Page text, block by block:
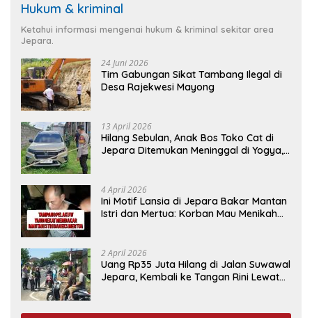
Hukum & kriminal
Ketahui informasi mengenai hukum & kriminal sekitar area
Jepara.
24 Juni 2026
Tim Gabungan Sikat Tambang Ilegal di
Desa Rajekwesi Mayong
13 April 2026
Hilang Sebulan, Anak Bos Toko Cat di
Jepara Ditemukan Meninggal di Yogya,
4 April 2026
Ini Motif Lansia di Jepara Bakar Mantan
Istri dan Mertua: Korban Mau Menikah
2 April 2026
Uang Rp35 Juta Hilang di Jalan Suwawal
Jepara, Kembali ke Tangan Rini Lewat